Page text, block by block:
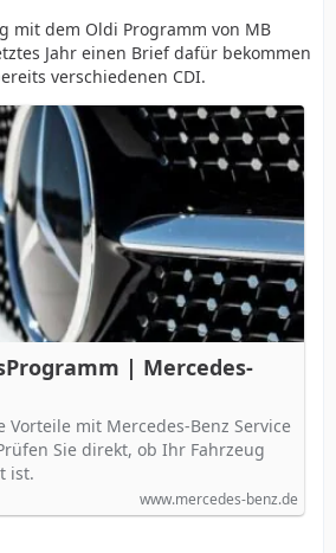
mit dem Oldi Programm von MB
Jahr einen Brief dafür bekommen
verschiedenen CDI.
| Mercedes-
Vorteile mit Mercedes-Benz Service
Sie direkt, ob Ihr Fahrzeug
ist.
www.mercedes-benz.de